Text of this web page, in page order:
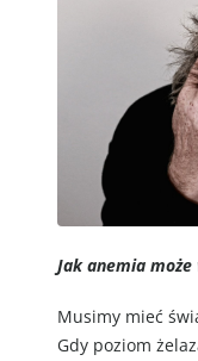
Jak anemia może
Musimy mieć
Gdy poziom